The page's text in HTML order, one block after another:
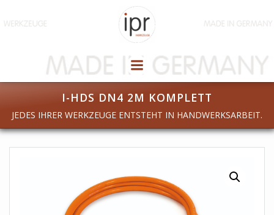
Inhalt
I-HDS DN4 2M KOMPLETT
JEDES IHRER WERKZEUGE ENTSTEHT IN HANDWERKSARBEIT.